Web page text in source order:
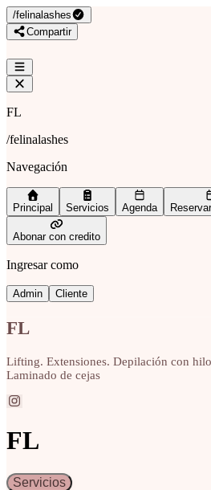
/felinalashes
Compartir
FL
/felinalashes
Navegación
Principal Servicios Agenda
Abonar con credito
Ingresar como
Admin Cliente
FL
Lifting. Extensiones. Depilación con
Laminado de cejas
FL
Servicios